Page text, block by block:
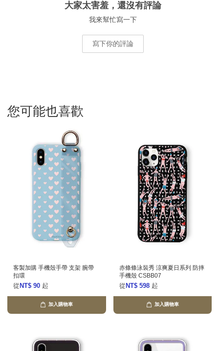
大家太害羞，還沒有評論
我來幫忙寫一下
寫下你的評論
您可能也喜歡
客製加購 手機殼手帶 支架 腕帶
扣環
從 NT$ 90 起
加入購物車
赤條條泳裝秀 涼爽夏日系列 防摔
手機殼 CSBB07
從 NT$ 598 起
加入購物車